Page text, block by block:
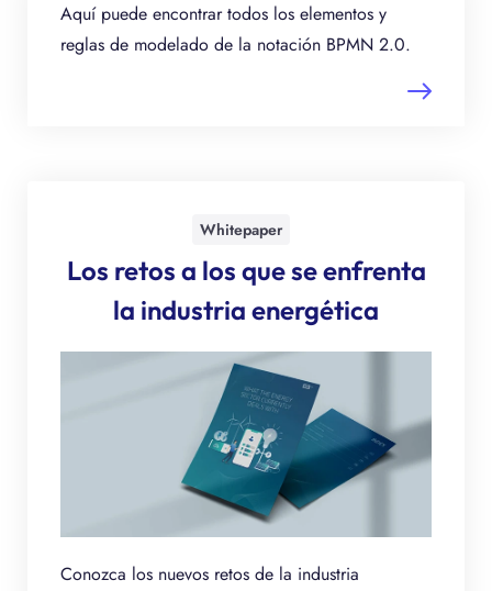
Aquí puede encontrar todos los elementos y
reglas de modelado de la notación BPMN 2.0.
Whitepaper
Los retos a los que se enfrenta
la industria energética
Conozca los nuevos retos de la industria